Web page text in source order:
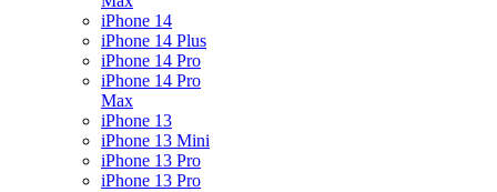
iPhone 14
iPhone 14 Plus
iPhone 14 Pro
iPhone 14 Pro
Max
iPhone 13
iPhone 13 Mini
iPhone 13 Pro
iPhone 13 Pro